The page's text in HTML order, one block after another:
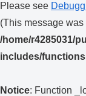
Please see
(This message
/home/r4285031/
includes/
Notice: Function